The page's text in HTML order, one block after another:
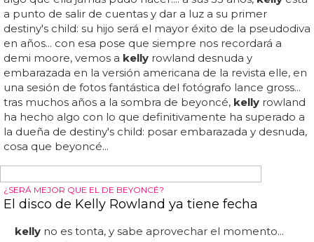
KELLY CLARKSON, LA MÁS GRANDE
Kelly Clarkson estrena el vídeo de 'Invincible'